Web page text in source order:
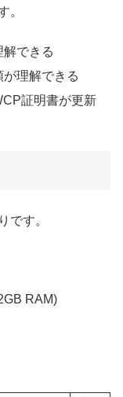
。
できる
理解できる
証明書が更新
です。
RAM)